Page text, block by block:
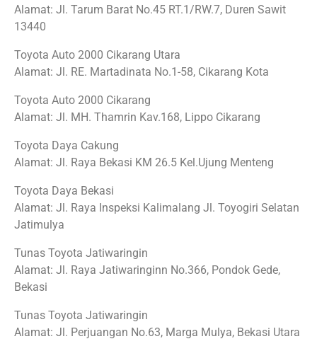
Alamat: Jl. Tarum Barat No.45 RT.1/RW.7, Duren Sawit
13440
Toyota Auto 2000 Cikarang Utara
Alamat: Jl. RE. Martadinata No.1-58, Cikarang Kota
Toyota Auto 2000 Cikarang
Alamat: Jl. MH. Thamrin Kav.168, Lippo Cikarang
Toyota Daya Cakung
Alamat: Jl. Raya Bekasi KM 26.5 Kel.Ujung Menteng
Toyota Daya Bekasi
Alamat: Jl. Raya Inspeksi Kalimalang Jl. Toyogiri Selatan
Jatimulya
Tunas Toyota Jatiwaringin
Alamat: Jl. Raya Jatiwaringinn No.366, Pondok Gede,
Bekasi
Tunas Toyota Jatiwaringin
Alamat: Jl. Perjuangan No.63, Marga Mulya, Bekasi Utara